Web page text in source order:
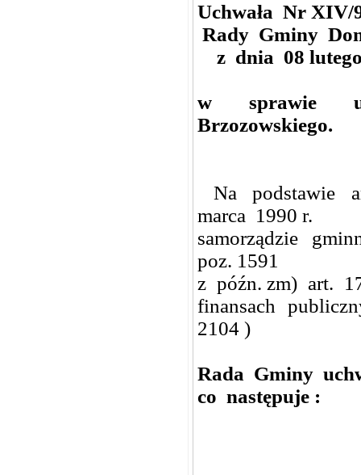
Uchwała Nr XIV/
Rady Gminy
z dnia 08
w sprawie
Brzozowskiego.
Na podstawie
marca 1990 r.
samorządzie
poz. 1591
z późn. zm) art.
finansach
2104 )
Rada Gminy
co następuje :